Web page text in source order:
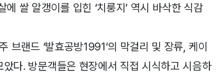
쌀 알갱이를 입힌 ‘치룽지’ 역시 바삭한 식감
브랜드 ‘발효공방1991’의 막걸리 및 장류, 케이
다. 방문객들은 현장에서 직접 시식하고 시음하